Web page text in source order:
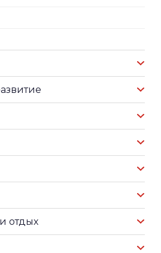
отдых